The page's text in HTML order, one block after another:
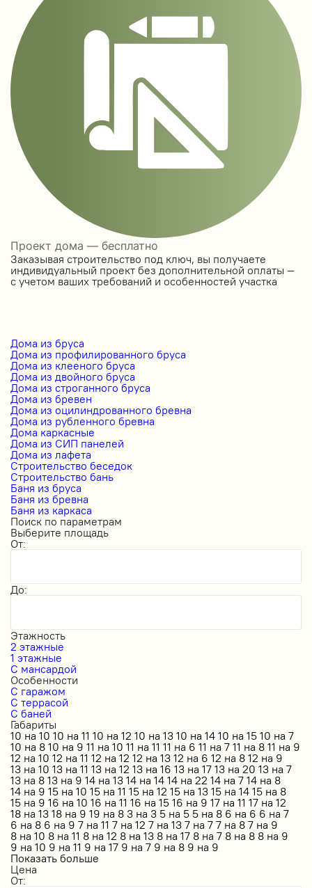
Проект дома — бесплатно
Заказывая строительство под ключ, вы получаете
индивидуальный проект без дополнительной оплаты —
с учетом ваших требований и особенностей участка
Дома из бруса
Дома из профилированного бруса
Дома из клееного бруса
Дома из двойного бруса
Дома из строганного бруса
Дома из бревен
Дома из оцилиндрованного бревна
Дома из рубленного бревна
Дома каркасные
Дома из СИП панелей
Дома из лафета
Строительство беседок
Строительство бань
Баня из бруса
Баня из бревна
Баня из каркаса
Поиск по параметрам
Выберите площадь
От:
До:
Этажность
2 этажные
1 этажные
С мансардой
Особенности
С гаражом
С террасой
С баней
Габариты
10 на 10 10 на 11 10 на 12 10 на 13 10 на 14 10 на 15 10 на 7
10 на 8 10 на 9 11 на 10 11 на 11 11 на 6 11 на 7 11 на 8 11 на 9
12 на 10 12 на 11 12 на 12 12 на 13 12 на 6 12 на 8 12 на 9
13 на 10 13 на 11 13 на 12 13 на 16 13 на 17 13 на 20 13 на 7
13 на 8 13 на 9 14 на 13 14 на 14 14 на 22 14 на 7 14 на 8
14 на 9 15 на 10 15 на 11 15 на 12 15 на 13 15 на 14 15 на 8
15 на 9 16 на 10 16 на 11 16 на 15 16 на 9 17 на 11 17 на 12
18 на 13 18 на 9 19 на 8 3 на 3 5 на 5 5 на 8 6 на 6 6 на 7
6 на 8 6 на 9 7 на 11 7 на 12 7 на 13 7 на 7 7 на 8 7 на 9
8 на 10 8 на 11 8 на 12 8 на 13 8 на 17 8 на 7 8 на 8 8 на 9
9 на 10 9 на 11 9 на 17 9 на 7 9 на 8 9 на 9
Показать больше
Цена
От: